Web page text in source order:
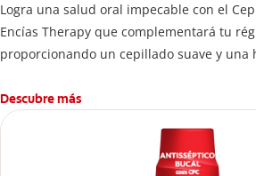
Logra una salud oral impecable con el
Encías Therapy que complementará tu
proporcionando un cepillado suave y una
Descubre más